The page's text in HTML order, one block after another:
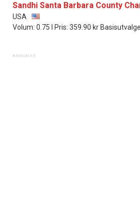
Sandhi Santa Barbara County
USA
Volum: 0.75 l Pris: 359.90 kr